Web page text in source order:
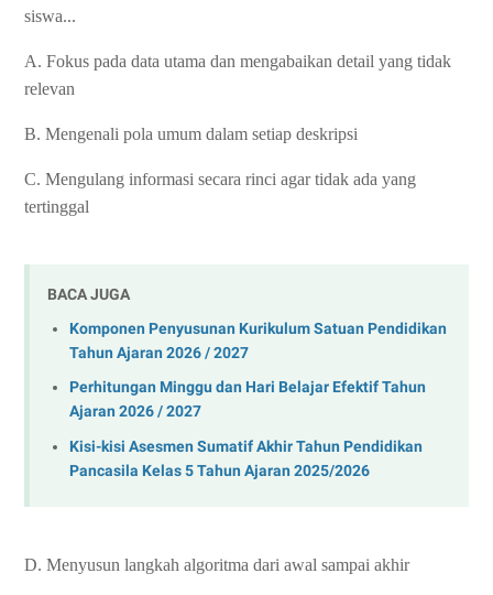
siswa...
A. Fokus pada data utama dan mengabaikan detail yang tidak
relevan
B. Mengenali pola umum dalam setiap deskripsi
C. Mengulang informasi secara rinci agar tidak ada yang
tertinggal
BACA JUGA
Komponen Penyusunan Kurikulum Satuan Pendidikan
Tahun Ajaran 2026 / 2027
Perhitungan Minggu dan Hari Belajar Efektif Tahun
Ajaran 2026 / 2027
Kisi-kisi Asesmen Sumatif Akhir Tahun Pendidikan
Pancasila Kelas 5 Tahun Ajaran 2025/2026
D. Menyusun langkah algoritma dari awal sampai akhir